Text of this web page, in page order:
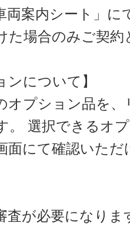
両案内シート」に
た場合のみご契約
ンについて】
オプション品を、
。 選択できるオ
面にて確認いただ
査が必要になりま